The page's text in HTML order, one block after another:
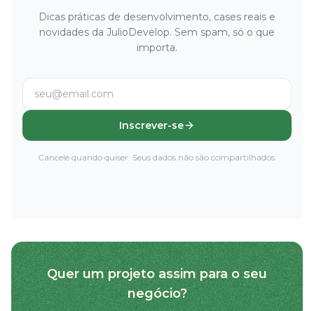
Dicas práticas de desenvolvimento, cases reais e
novidades da JulioDevelop. Sem spam, só o que
importa.
Inscrever-se
Cancele quando quiser. Seus dados não são compartilhados.
Quer um projeto assim para o seu
negócio?